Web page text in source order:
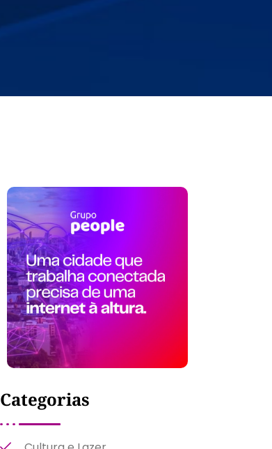
Categorias